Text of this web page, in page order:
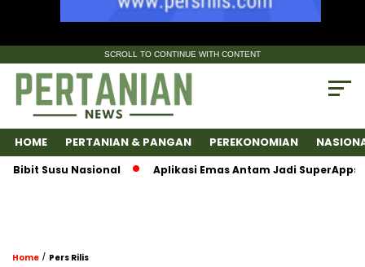
SCROLL TO CONTINUE WITH CONTENT
HOME PERTANIAN & PANGAN PEREKONOMIAN
Susu Nasional Aplikasi Emas Antam Jadi SuperApps,
Home / Pers Rilis